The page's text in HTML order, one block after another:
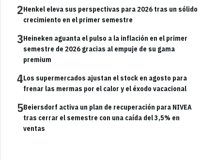
2Henkel eleva sus perspectivas para 2026 tras un sólido
crecimiento en el primer semestre
3Heineken aguanta el pulso a la inflación en el primer
semestre de 2026 gracias al empuje de su gama
premium
4Los supermercados ajustan el stock en agosto para
frenar las mermas por el calor y el éxodo vacacional
5Beiersdorf activa un plan de recuperación para NIVEA
tras cerrar el semestre con una caída del 3,5% en
ventas